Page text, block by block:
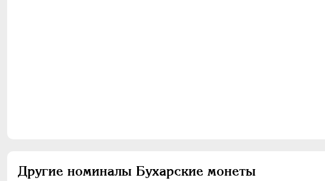
Другие номиналы Бухарские монеты